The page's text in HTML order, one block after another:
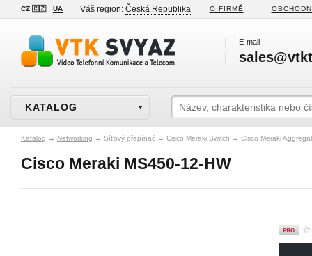
CZ 🇨🇿 UA Váš region: Česká Republika O FIRMĚ
E-mail
KATALOG
Katalog → Networking → Síťový přepínač → Cisco Meraki Switch → Cisco Meraki
Cisco Meraki MS450-12-HW